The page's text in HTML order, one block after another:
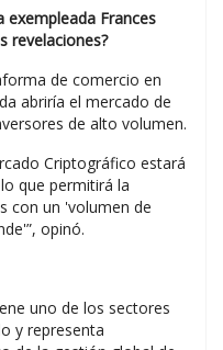
exempleada Frances
revelaciones?
de comercio en
abriría el mercado de
de alto volumen.
Criptográfico estará
que permitirá la
con un 'volumen de
opinó.
uno de los sectores
y representa